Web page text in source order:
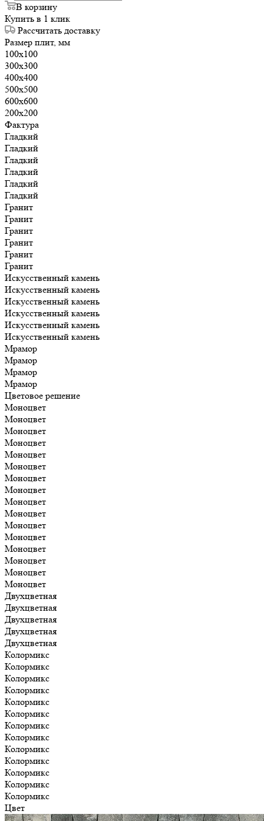
В корзину
Купить в 1 клик
Рассчитать доставку
Размер плит, мм
100х100
300х300
400х400
500х500
600х600
200х200
Фактура
Гладкий
Гладкий
Гладкий
Гладкий
Гладкий
Гладкий
Гранит
Гранит
Гранит
Гранит
Гранит
Гранит
Искусственный камень
Искусственный камень
Искусственный камень
Искусственный камень
Искусственный камень
Искусственный камень
Мрамор
Мрамор
Мрамор
Мрамор
Цветовое решение
Моноцвет
Моноцвет
Моноцвет
Моноцвет
Моноцвет
Моноцвет
Моноцвет
Моноцвет
Моноцвет
Моноцвет
Моноцвет
Моноцвет
Моноцвет
Моноцвет
Моноцвет
Моноцвет
Двухцветная
Двухцветная
Двухцветная
Двухцветная
Двухцветная
Колормикс
Колормикс
Колормикс
Колормикс
Колормикс
Колормикс
Колормикс
Колормикс
Колормикс
Колормикс
Колормикс
Колормикс
Колормикс
Цвет